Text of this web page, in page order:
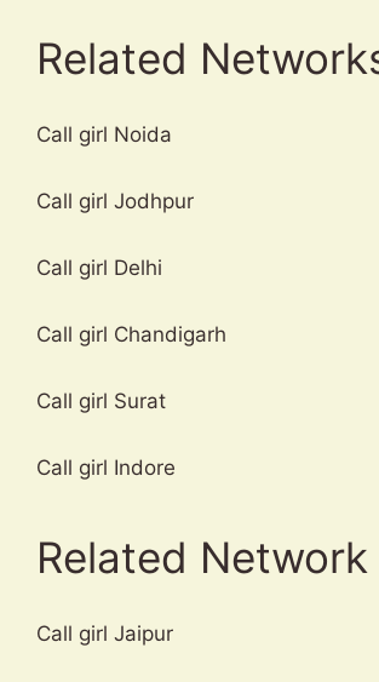
Related
Call girl Noida
Call girl Jodhpur
Call girl Delhi
Call girl Chandigarh
Call girl Surat
Call girl Indore
Related Network
Call girl Jaipur